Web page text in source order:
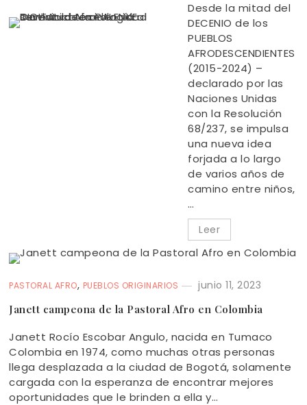
Desde la mitad del
DECENIO de los
PUEBLOS
AFRODESCENDIENTES
(2015-2024) –
declarado por las
Naciones Unidas
con la Resolución
68/237, se impulsa
una nueva idea
forjada a lo largo
de varios años de
camino entre niños,
…
Leer
PASTORAL AFRO, PUEBLOS ORIGINARIOS
junio 11, 2023
Janett campeona de la Pastoral Afro en Colombia
Janett Rocío Escobar Angulo, nacida en Tumaco
Colombia en 1974, como muchas otras personas
llega desplazada a la ciudad de Bogotá, solamente
cargada con la esperanza de encontrar mejores
oportunidades que le brinden a ella y…